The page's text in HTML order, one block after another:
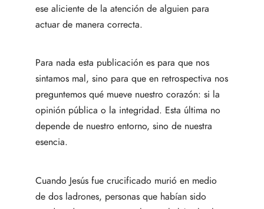
ese aliciente de la atención de alguien para
actuar de manera correcta.
Para nada esta publicación es para que nos
sintamos mal, sino para que en retrospectiva nos
preguntemos qué mueve nuestro corazón: si la
opinión pública o la integridad. Esta última no
depende de nuestro entorno, sino de nuestra
esencia.
Cuando Jesús fue crucificado murió en medio
de dos ladrones, personas que habían sido